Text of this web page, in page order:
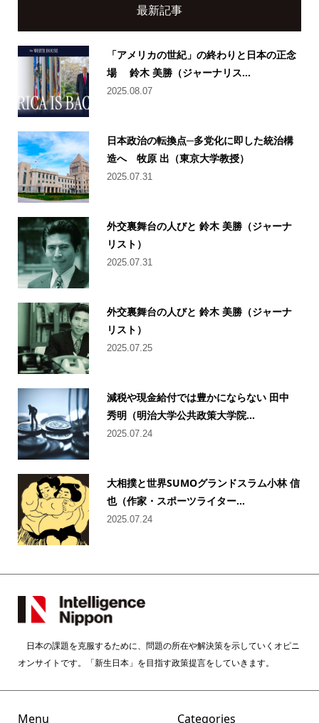
最新記事
「アメリカの世紀」の終わりと日本の正念
場 鈴木 美勝（ジャーナリス...
2025.08.07
日本政治の転換点─多党化に即した統治構
造へ 牧原 出（東京大学教授）
2025.07.31
外交裏舞台の人びと 鈴木 美勝（ジャーナ
リスト）
2025.07.31
外交裏舞台の人びと 鈴木 美勝（ジャーナ
リスト）
2025.07.25
減税や現金給付では豊かにならない 田中
秀明（明治大学公共政策大学院...
2025.07.24
大相撲と世界SUMOグランドスラム小林 信
也（作家・スポーツライター...
2025.07.24
日本の課題を克服するために、問題の所在や解決策を示していくオピニ
オンサイトです。「新生日本」を目指す政策提言をしていきます。
Menu Categories